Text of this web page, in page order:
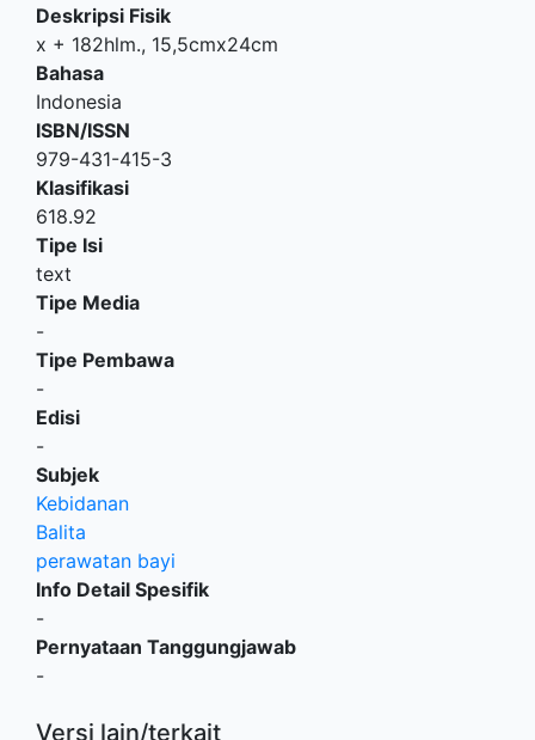
Deskripsi Fisik
x + 182hlm., 15,5cmx24cm
Bahasa
Indonesia
ISBN/ISSN
979-431-415-3
Klasifikasi
618.92
Tipe Isi
text
Tipe Media
-
Tipe Pembawa
-
Edisi
-
Subjek
Kebidanan
Balita
perawatan bayi
Info Detail Spesifik
-
Pernyataan Tanggungjawab
-
Versi lain/terkait